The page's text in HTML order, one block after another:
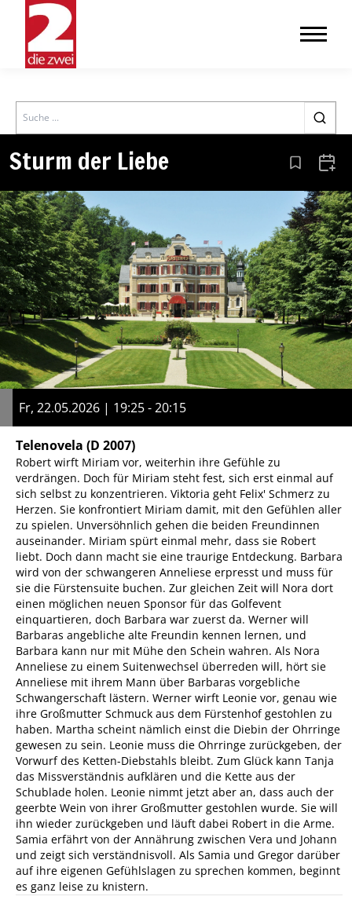
Search
Sturm der Liebe Aus den
Fr, 22.05.2026 | 19:25 - 20:15
Telenovela (D 2007)
Robert wirft Miriam vor, weiterhin ihre Gefühle zu
verdrängen. Doch für Miriam steht fest, sich erst einmal auf
sich selbst zu konzentrieren. Viktoria geht Felix' Schmerz zu
Herzen. Sie konfrontiert Miriam damit, mit den Gefühlen aller
zu spielen. Unversöhnlich gehen die beiden Freundinnen
auseinander. Miriam spürt einmal mehr, dass sie Robert
liebt. Doch dann macht sie eine traurige Entdeckung. Barbara
wird von der schwangeren Anneliese erpresst und muss für
sie die Fürstensuite buchen. Zur gleichen Zeit will Nora dort
einen möglichen neuen Sponsor für das Golfevent
einquartieren, doch Barbara war zuerst da. Werner will
Barbaras angebliche alte Freundin kennen lernen, und
Barbara kann nur mit Mühe den Schein wahren. Als Nora
Anneliese zu einem Suitenwechsel überreden will, hört sie
Anneliese mit ihrem Mann über Barbaras vorgebliche
Schwangerschaft lästern. Werner wirft Leonie vor, genau wie
ihre Großmutter Schmuck aus dem Fürstenhof gestohlen zu
haben. Martha scheint nämlich einst die Diebin der Ohrringe
gewesen zu sein. Leonie muss die Ohrringe zurückgeben, der
Vorwurf des Ketten-Diebstahls bleibt. Zum Glück kann Tanja
das Missverständnis aufklären und die Kette aus der
Schublade holen. Leonie nimmt jetzt aber an, dass auch der
geerbte Wein von ihrer Großmutter gestohlen wurde. Sie will
ihn wieder zurückgeben und läuft dabei Robert in die Arme.
Samia erfährt von der Annährung zwischen Vera und Johann
und zeigt sich verständnisvoll. Als Samia und Gregor darüber
auf ihre eigenen Gefühlslagen zu sprechen kommen, beginnt
es ganz leise zu knistern.